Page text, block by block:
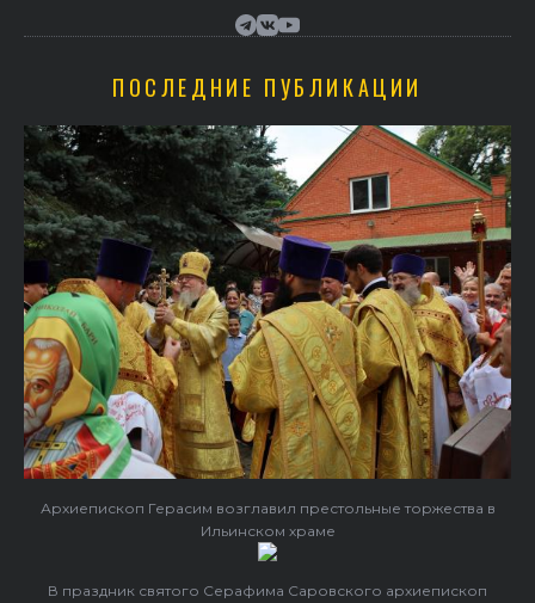
ПОСЛЕДНИЕ ПУБЛИКАЦИИ
Архиепископ Герасим возглавил престольные торжества в
Ильинском храме
В праздник святого Серафима Саровского архиепископ